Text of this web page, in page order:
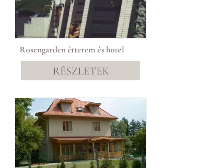
Rosengarden étterem és hotel
RÉSZLETEK